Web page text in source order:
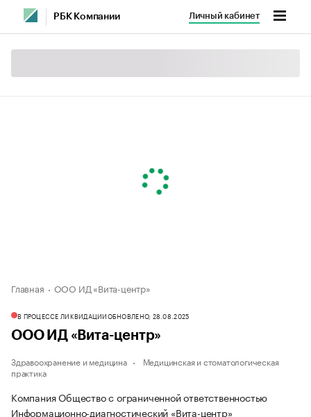
РБК Компании Личный кабинет
Главная ООО ИД «Вита-центр»
В ПРОЦЕССЕ ЛИКВИДАЦИИОБНОВЛЕНО, 28.08.2025
ООО ИД «Вита-центр»
Здравоохранение и медицина
Медицинская и стоматологическая
практика
Компания Общество с ограниченной ответственностью
Информационно-диагностический «Вита-центр»